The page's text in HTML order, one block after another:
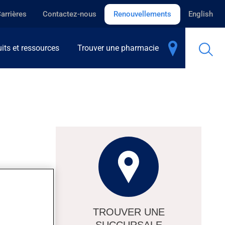
Contactez-nous Renouvellements English
et ressources Trouver une pharmacie
TROUVER UNE